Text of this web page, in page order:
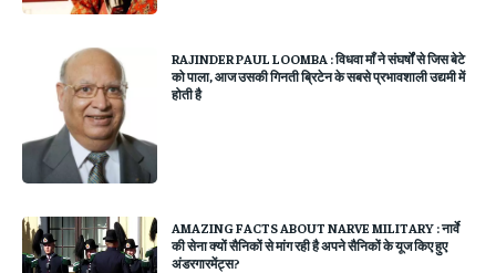
RAJINDER PAUL LOOMBA : विधवा माँ ने संघर्षों से जिस बेटे
को पाला, आज उसकी गिनती ब्रिटेन के सबसे प्रभावशाली उद्यमी में
होती है
AMAZING FACTS ABOUT NARVE MILITARY : नार्वे
की सेना क्यों सैनिकों से मांग रही है अपने सैनिकों के यूज किए हुए
अंडरगारमेंट्स?